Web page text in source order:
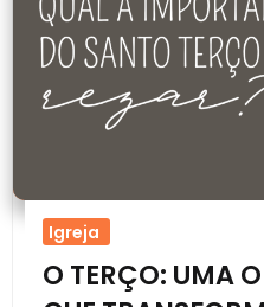
Igreja
O TERÇO: UMA